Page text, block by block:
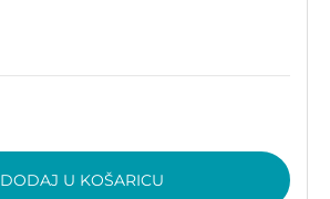
DODAJ U KOŠARICU